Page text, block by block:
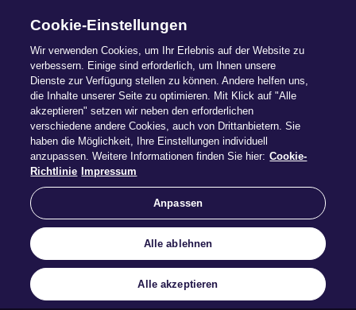
3D-Drucker
Mehr erfahren
Cookie-Einstellungen
Wir verwenden Cookies, um Ihr Erlebnis auf der Website zu
verbessern. Einige sind erforderlich, um Ihnen unsere
Dienste zur Verfügung stellen zu können. Andere helfen uns,
die Inhalte unserer Seite zu optimieren. Mit Klick auf "Alle
akzeptieren" setzen wir neben den erforderlichen
verschiedene andere Cookies, auch von Drittanbietern. Sie
haben die Möglichkeit, Ihre Einstellungen individuell
anzupassen. Weitere Informationen finden Sie hier: Cookie-
Richtlinie Impressum
Anpassen
Alle ablehnen
Alle akzeptieren